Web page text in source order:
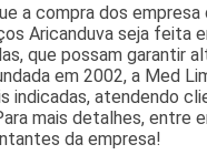
a compra dos
Aricanduva seja feita
que possam garantir
em 2002, a Med
indicadas, atendendo
mais detalhes, entre
da empresa!